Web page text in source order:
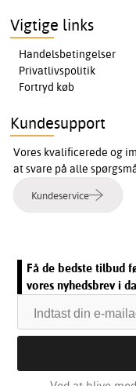
Vigtige links
Handelsbetingelser
Privatlivspolitik
Fortryd køb
Kundesupport
Vores kvalificerede og
at svare på alle
Kundeservice
Få de bedste tilbud
vores nyhedsbrev i